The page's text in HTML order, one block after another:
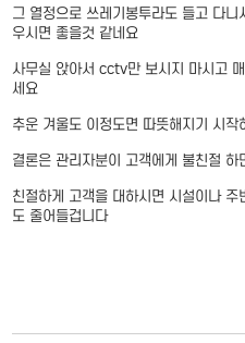
그 열정으로 쓰레기봉투라도 들고 다
우시면 좋을것 같네요
사무실 앉아서 cctv만 보시지 마시고
세요
추운 겨울도 이정도면 따뜻해지기 시
결론은 관리자분이 고객에게 불친절
친절하게 고객을 대하시면 시설이나
도 줄어들겁니다